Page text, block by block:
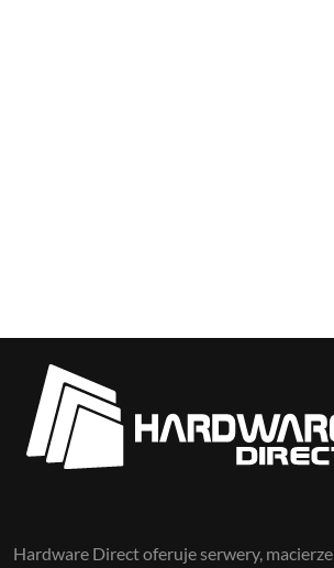
Hardware Direct oferuje serwery, macierze